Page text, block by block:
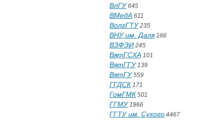
ВлГУ645
ВМедА 611
ВолгГТУ235
ВНУ им. Даля166
ВЗФЭИ 245
ВятГСХА 101
ВятГГУ139
ВятГУ559
ГГДСК 171
ГомГМК 501
ГГМУ1966
ГГТУ им. Сухого 4467